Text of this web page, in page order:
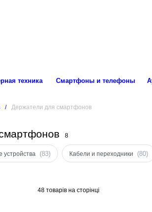
техника Смартфоны и телефоны
/ Держатели для смартфонов
8
устройства (83) Кабели и переходники (80)
48 товарів на сторінці